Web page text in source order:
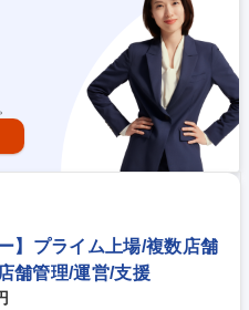
様が喜ぶアイデアを考え、実行し
げにも関わります。 基本的には1
数名を配置することで接客の質を担
】プライム上場/複数店舗
舗管理/運営/支援